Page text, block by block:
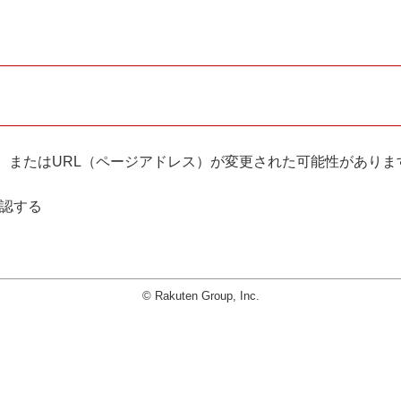
たはURL（ページアドレス）が変更された可能性がありま
する
© Rakuten Group, Inc.